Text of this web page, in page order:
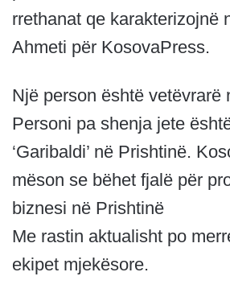
rrethanat qe karakterizojnë
Ahmeti për KosovaPress.
Një person është vetëvrarë
Personi pa shenja jete
‘Garibaldi’ në Prishtinë.
mëson se bëhet fjalë për
biznesi në Prishtinë
Me rastin aktualisht po
ekipet mjekësore.